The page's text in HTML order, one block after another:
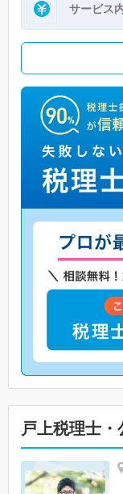
サービス
戸上税理士